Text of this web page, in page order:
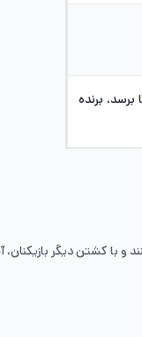
برنده
و با کشتن دیگر